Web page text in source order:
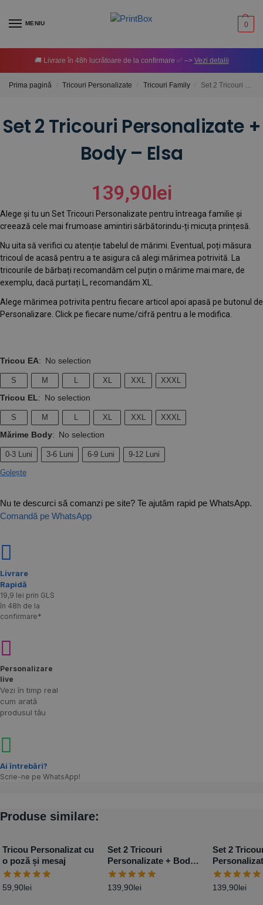
MENIU 0
🚚 Livrare în 48h lucrătoare de la confirmare ✅ –> Vezi detalii
Prima pagină Tricouri Personalizate Tricouri Family Set 2 Tricouri Personalizate + Body – Elsa
Set 2 Tricouri Personalizate +
Body – Elsa
139,90lei
Alege și tu un Set Tricouri Personalizate pentru întreaga familie și
creează cele mai frumoase amintiri sărbătorindu-ți micuța prințesă.
Nu uita să verifici cu atenție tabelul de mărimi. Eventual, poți măsura
tricoul de acasă pentru a te asigura că alegi mărimea potrivită. La
tricourile de bărbați recomandăm cel puțin o mărime mai mare, de
exemplu, dacă purtați L, recomandăm XL.
Alege mărimea potrivita pentru fiecare articol apoi apasă pe butonul de
Personalizare. Click pe fiecare nume/cifră pentru a le modifica.
Tricou EA: No selection
S M L XL XXL XXXL
Tricou EL: No selection
S M L XL XXL XXXL
Mărime Body: No selection
0-3 Luni 3-6 Luni 6-9 Luni 9-12 Luni
Golește
Nu te descurci să comanzi pe site? Te ajutăm rapid pe WhatsApp.
Comandă pe WhatsApp
Livrare
Rapidă​
19,9 lei prin GLS
în 48h de la
confirmare*
Personalizare
live
Vezi în timp real
cum arată
produsul tău
Ai întrebări?
Scrie-ne pe WhatsApp!
Produse similare:
Tricou Personalizat cu
o poză și mesaj
59,90lei
Set 2 Tricouri
Personalizate + Body –
Primul Paște Baby Girl
139,90lei
Set 2
Primul
139,90lei